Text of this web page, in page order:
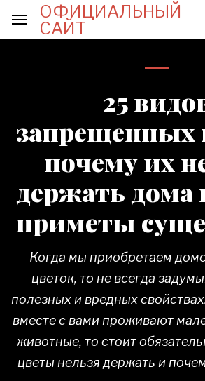
ОФИЦИАЛЬНЫЙ
САЙТ
25
запрещенных
почему их
держать дома
приметы
Когда мы приобретаем
цветок, то не всегда
полезных и вредных
вместе с вами проживают
животные, то стоит
цветы нельзя держать и